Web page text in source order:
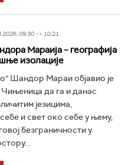
09:30 -> 10:21
Мараија – географија
изолације
Шандор Мараи објавио је
да га и данас
језицима,
и свет око себе у њему,
безграничности у